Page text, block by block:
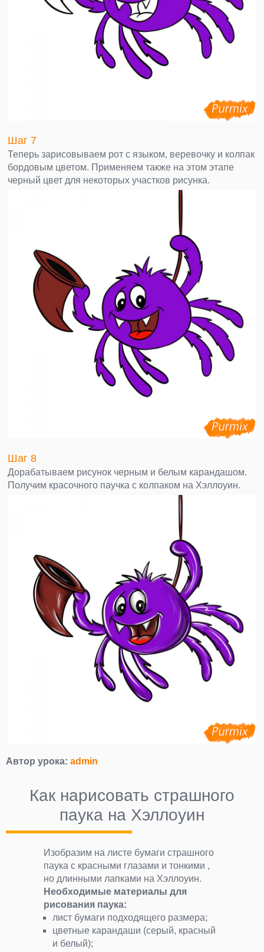
Шаг 7
Теперь зарисовываем рот с языком, веревочку и колпак
бордовым цветом. Применяем также на этом этапе
черный цвет для некоторых участков рисунка.
Шаг 8
Дорабатываем рисунок черным и белым карандашом.
Получим красочного паучка с колпаком на Хэллоуин.
Автор урока: admin
Как нарисовать страшного
паука на Хэллоуин
Изобразим на листе бумаги страшного
паука с красными глазами и тонкими ,
но длинными лапками на Хэллоуин.
Необходимые материалы для
рисования паука:
лист бумаги подходящего размера;
цветные карандаши (серый, красный
и белый);